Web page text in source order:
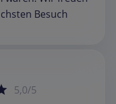
Besuch
5,0/5